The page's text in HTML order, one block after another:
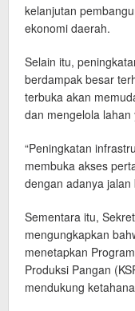
kelanjutan
ekonomi daerah.
Selain itu,
berdampak besar
terbuka akan
dan mengelola
“Peningkatan
membuka akses
dengan adanya jalan
Sementara itu,
mengungkapkan
menetapkan
Produksi Pangan
mendukung